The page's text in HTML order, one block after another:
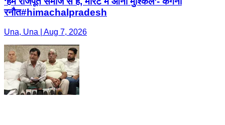
रनौत#himachalpradesh
Una, Una | Aug 7, 2026